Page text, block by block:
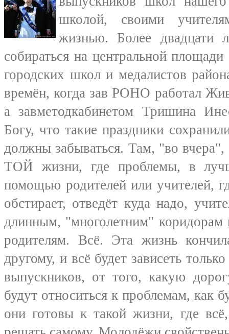
школой, своими
жизнью. Более двадцати
собираться на центральной
городских школ и медалистов
времён, когда зав РОНО работал
а завметодкабинетом Тришина
Богу, что такие праздники
должны забываться. Там, "во вчера",
ТОЙ жизни, где проблемы, в
помощью родителей или учителей,
обстирает, отведёт куда надо,
длинным, "многолетним"
родителям. Всё. Эта жизнь
другому, и всё будет зависеть
выпускников, от того, какую
будут относиться к проблемам, как
они готовы к такой жизни, где